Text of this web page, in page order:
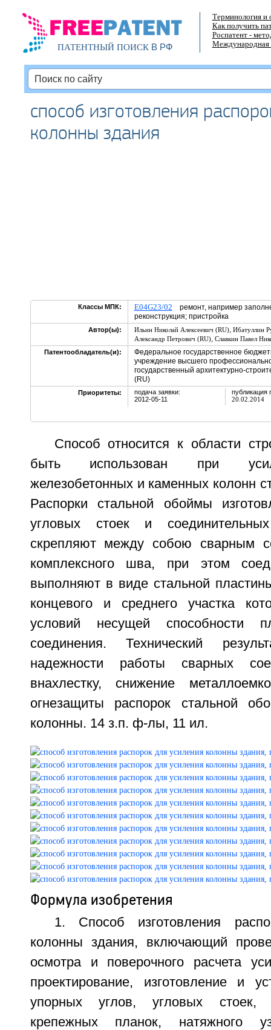
ПАТЕНТНЫЙ ПОИСКВ РФ
Терминология и
Как получить
Роспатент -
Международная
способ изготовления
колонны здания
Классы МПК: E04G23/02 ремонт, например
реконструкция; пристройка
Автор(ы): Ильин Николай Алексеевич (RU), Ибатуллин
Александр Петрович (RU), Славкин Павел
Патентообладатель(и):
Федеральное государственное
учреждение высшего
государственный архитектурно-
(RU)
Приоритеты:
подача заявки:
2012-05-11
публикация
20.02.2014
Способ относится к области
быть использован при
железобетонных и каменных колонн
Распорки стальной обоймы
угловых стоек и
скрепляют между собою сварным
комплексного шва, при этом
выполняют в виде стальной
концевого и среднего участка
условий несущей способности
соединения. Технический
надежности работы сварных
внахлестку, снижение
огнезащиты распорок стальной
колонны. 14 з.п. ф-лы, 11 ил.
Формула изобретения
1. Способ изготовления
колонны здания, включающий
осмотра и поверочного расчета
проектирование, изготовление и
упорных углов, угловых стоек,
крепежных планок, натяжного